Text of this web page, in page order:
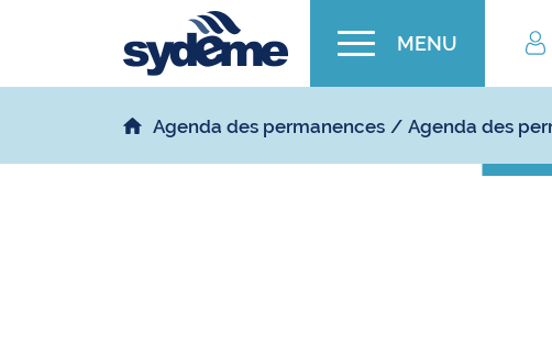
MENU
Agenda des permanences Agenda des